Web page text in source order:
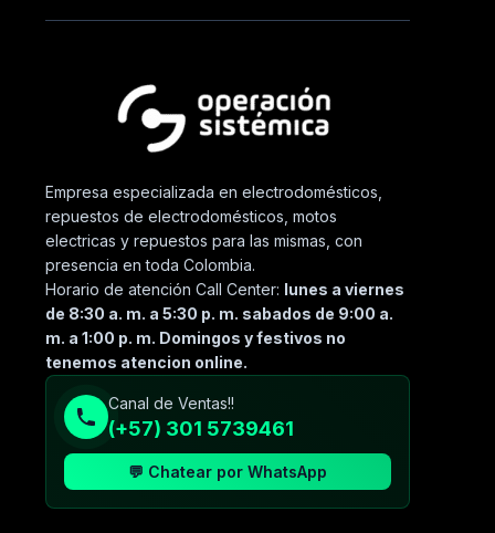
Empresa especializada en electrodomésticos,
repuestos de electrodomésticos, motos
electricas y repuestos para las mismas, con
presencia en toda Colombia.
Horario de atención Call Center: lunes a viernes
de 8:30 a. m. a 5:30 p. m. sabados de 9:00 a.
m. a 1:00 p. m. Domingos y festivos no
tenemos atencion online.
Canal de Ventas!!
(+57) 301 5739461
💬 Chatear por WhatsApp